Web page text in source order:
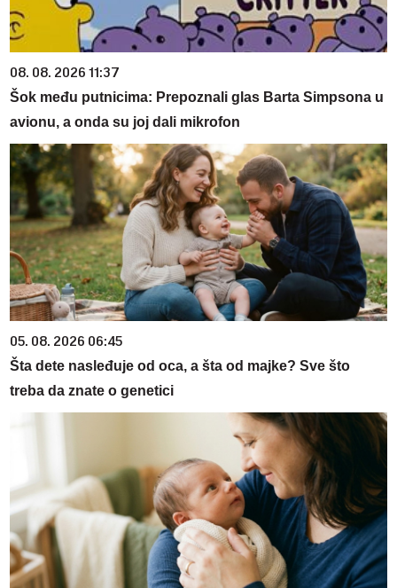
08. 08. 2026 11:37
Šok među putnicima: Prepoznali glas Barta Simpsona u
avionu, a onda su joj dali mikrofon
05. 08. 2026 06:45
Šta dete nasleđuje od oca, a šta od majke? Sve što
treba da znate o genetici